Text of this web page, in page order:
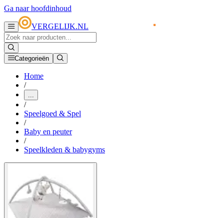
Ga naar hoofdinhoud
VERGELIJK.NL
Categorieën
Home
/
...
/
Speelgoed & Spel
/
Baby en peuter
/
Speelkleden & babygyms